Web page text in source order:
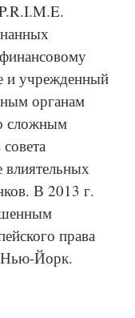
и учрежденный
органам
сложным
влиятельных
В 2013 г.
права
Нью-Йорк.